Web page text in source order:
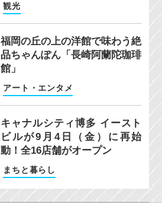
観光
福岡の丘の上の洋館で味わう絶
品ちゃんぽん「長崎阿蘭陀珈琲
館」
アート・エンタメ
キャナルシティ博多 イースト
ビルが9月4日（金）に再始
動！全16店舗がオープン
まちと暮らし